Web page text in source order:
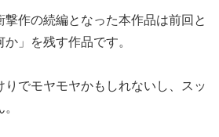
撃作の続編となった本作品は前回と
」を残す作品です。
りでモヤモヤかもしれないし、スッ